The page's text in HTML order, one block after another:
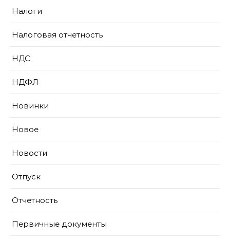
Налоги
Налоговая отчетность
НДС
НДФЛ
Новинки
Новое
Новости
Отпуск
Отчетность
Первичные документы